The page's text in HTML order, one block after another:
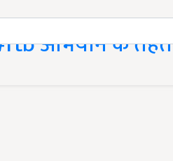
अभियान के तहत